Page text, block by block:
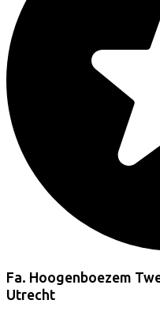
Fa. Hoogenboezem
Utrecht